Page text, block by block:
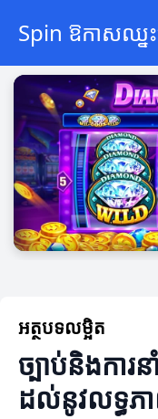
Spin ឱកាសឈ្ន
អត្ថបទលម្អិត
ច្បាប់និងការ
ដល់នូវលទ្ធ